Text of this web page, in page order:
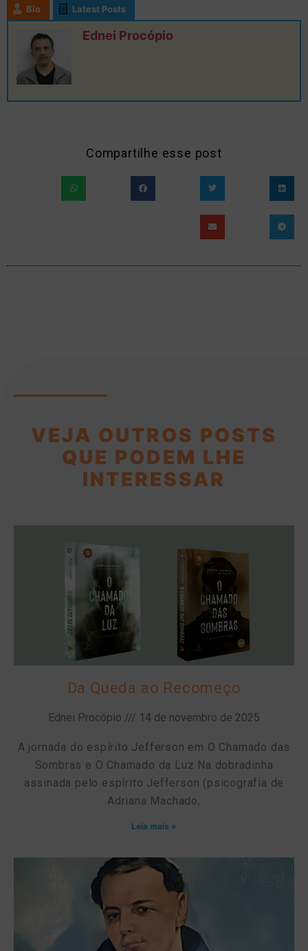
Bio Latest Posts
Ednei Procópio
Compartilhe esse post
VEJA OUTROS POSTS
QUE PODEM LHE
INTERESSAR
Da Queda ao Recomeço
Ednei Procópio 14 de novembro de 2025
A jornada do espírito Jefferson em O Chamado das
Sombras e O Chamado da Luz Na dobradinha
assinada pelo espírito Jefferson (psicografia de
Adriana Machado,
Leia mais »